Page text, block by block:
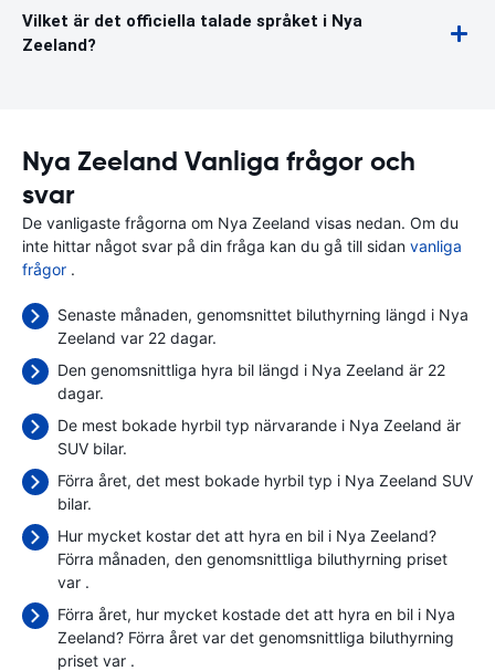
Vilket är det officiella talade språket i Nya
Zeeland?
Nya Zeeland Vanliga frågor och
svar
De vanligaste frågorna om Nya Zeeland visas nedan. Om du
inte hittar något svar på din fråga kan du gå till sidan vanliga
frågor .
Senaste månaden, genomsnittet biluthyrning längd i Nya
Zeeland var 22 dagar.
Den genomsnittliga hyra bil längd i Nya Zeeland är 22
dagar.
De mest bokade hyrbil typ närvarande i Nya Zeeland är
SUV bilar.
Förra året, det mest bokade hyrbil typ i Nya Zeeland SUV
bilar.
Hur mycket kostar det att hyra en bil i Nya Zeeland?
Förra månaden, den genomsnittliga biluthyrning priset
var .
Förra året, hur mycket kostade det att hyra en bil i Nya
Zeeland? Förra året var det genomsnittliga biluthyrning
priset var .